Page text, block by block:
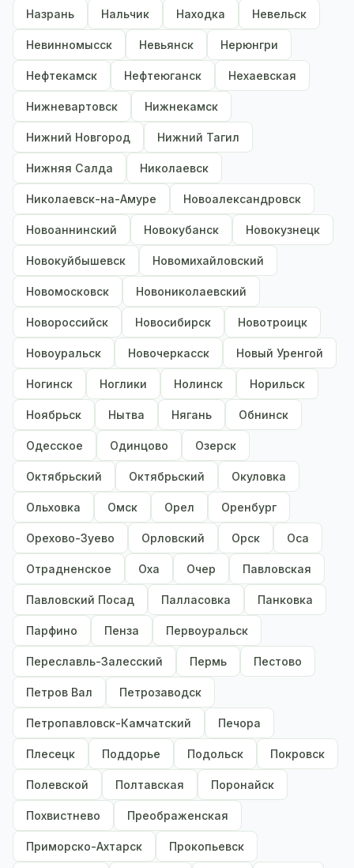
Назрань Нальчик Находка Невельск
Невинномысск Невьянск Нерюнгри
Нефтекамск Нефтеюганск Нехаевская
Нижневартовск Нижнекамск
Нижний Новгород Нижний Тагил
Нижняя Салда Николаевск
Николаевск-на-Амуре Новоалександровск
Новоаннинский Новокубанск Новокузнецк
Новокуйбышевск Новомихайловский
Новомосковск Новониколаевский
Новороссийск Новосибирск Новотроицк
Новоуральск Новочеркасск Новый Уренгой
Ногинск Ноглики Нолинск Норильск
Ноябрьск Нытва Нягань Обнинск
Одесское Одинцово Озерск
Октябрьский Октябрьский Окуловка
Ольховка Омск Орел Оренбург
Орехово-Зуево Орловский Орск Оса
Отрадненское Оха Очер Павловская
Павловский Посад Палласовка Панковка
Парфино Пенза Первоуральск
Переславль-Залесский Пермь Пестово
Петров Вал Петрозаводск
Петропавловск-Камчатский Печора
Плесецк Поддорье Подольск Покровск
Полевской Полтавская Поронайск
Похвистнево Преображенская
Приморско-Ахтарск Прокопьевск